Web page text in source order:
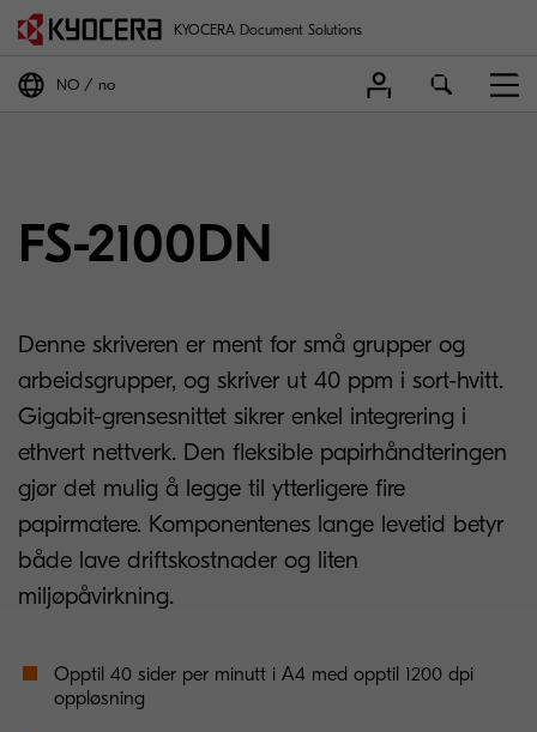
KYOCERA Document Solutions
NO no
FS-2100DN
Denne skriveren er ment for små grupper og
arbeidsgrupper, og skriver ut 40 ppm i sort-hvitt.
Gigabit-grensesnittet sikrer enkel integrering i
ethvert nettverk. Den fleksible papirhåndteringen
gjør det mulig å legge til ytterligere fire
papirmatere. Komponentenes lange levetid betyr
både lave driftskostnader og liten
miljøpåvirkning.
Opptil 40 sider per minutt i A4 med opptil 1200 dpi
oppløsning